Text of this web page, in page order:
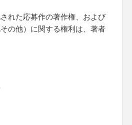
れた応募作の著作権、および
の他）に関する権利は、著者